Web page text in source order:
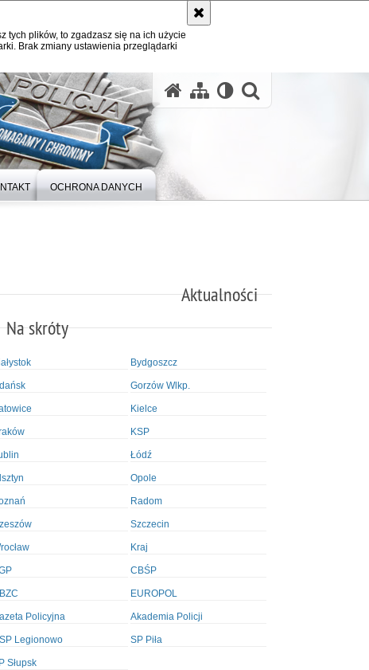
tych plików, to zgadzasz się na ich użycie
Brak zmiany ustawienia przeglądarki
OCHRONA DANYCH
Aktualności
Na skróty
Bydgoszcz
Gorzów Wlkp.
Kielce
KSP
Łódź
Opole
Radom
Szczecin
Kraj
CBŚP
EUROPOL
Policyjna Akademia Policji
Legionowo SP Piła
Słupsk